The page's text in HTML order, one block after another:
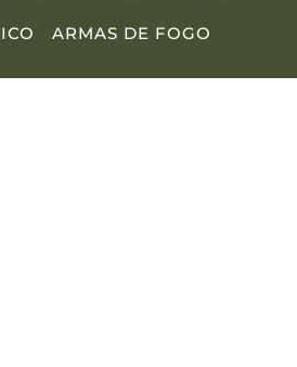
ARMAS DE FOGO